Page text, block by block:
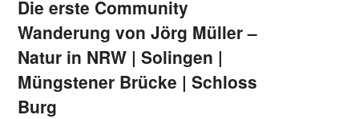
Die erste Community
Wanderung von Jörg Müller –
Natur in NRW | Solingen |
Müngstener Brücke | Schloss
Burg